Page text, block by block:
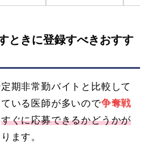
ときに登録すべきおすす
期非常勤バイトと比較して
いる医師が多いので争奪戦
すぐに応募できるかどうかが
ます。